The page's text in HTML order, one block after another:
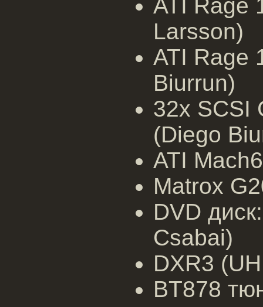
ATI Rage
Larsson)
ATI Rage
Biurrun)
32x SCSI
(Diego
ATI
Matrox
DVD
Csabai)
DXR3
BT878